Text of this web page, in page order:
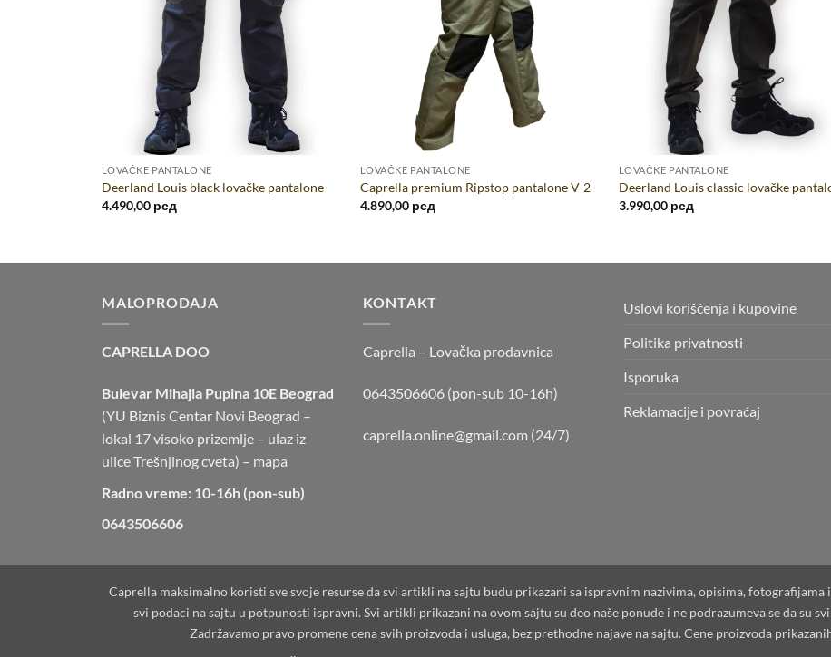
LOVAČKE PANTALONE
Deerland Louis black lovačke pantalone
4.490,00 рсд
LOVAČKE PANTALONE
Caprella premium Ripstop pantalone V-2
4.890,00 рсд
LOVAČKE PANTALONE
Deerland Louis classic lovačke
3.990,00 рсд
MALOPRODAJA
CAPRELLA DOO
Bulevar Mihajla Pupina 10E Beograd
(YU Biznis Centar Novi Beograd –
lokal 17 visoko prizemlje – ulaz iz
ulice Trešnjinog cveta) – mapa
Radno vreme: 10-16h (pon-sub)
0643506606
KONTAKT
Caprella – Lovačka prodavnica
0643506606 (pon-sub 10-16h)
caprella.online@gmail.com (24/7)
Uslovi korišćenja i kupovine
Politika privatnosti
Isporuka
Reklamacije i povraćaj
Caprella maksimalno koristi sve svoje resurse da svi artikli na sajtu budu prikazani sa ispravnim nazivima, opisima, fotografijama
svi podaci na sajtu u potpunosti ispravni. Svi artikli prikazani na ovom sajtu su deo naše ponude i ne podrazumeva se da su
Zadržavamo pravo promene cena svih proizvoda i usluga, bez prethodne najave na sajtu. Cene proizvoda